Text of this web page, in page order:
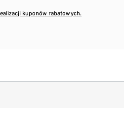
kuponów rabatowych.